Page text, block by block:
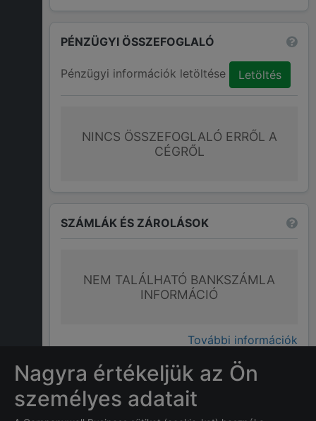
PÉNZÜGYI ÖSSZEFOGLALÓ
Pénzügyi információk letöltése Letöltés
NINCS ÖSSZEFOGLALÓ ERRŐL A
CÉGRŐL
SZÁMLÁK ÉS ZÁROLÁSOK
NEM TALÁLHATÓ BANKSZÁMLA
INFORMÁCIÓ
További információk
GYAKRAN ISMÉTELT KÉRDÉSEK
Nagyra értékeljük az Ön
személyes adatait